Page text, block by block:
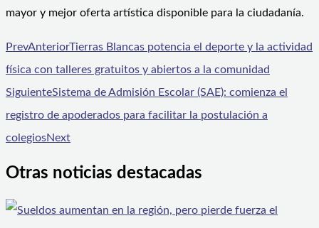
mayor y mejor oferta artística disponible para la ciudadanía.
PrevAnteriorTierras Blancas potencia el deporte y la actividad
física con talleres gratuitos y abiertos a la comunidad
SiguienteSistema de Admisión Escolar (SAE): comienza el
registro de apoderados para facilitar la postulación a
colegiosNext
Otras noticias destacadas